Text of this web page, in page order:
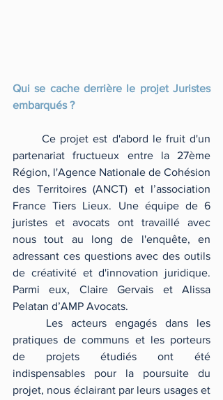
Qui se cache derrière le projet Juristes
embarqués ?
	Ce projet est d'abord le fruit d'un
partenariat fructueux entre la 27ème
Région, l'Agence Nationale de Cohésion
des Territoires (ANCT) et l’association
France Tiers Lieux. Une équipe de 6
juristes et avocats ont travaillé avec
nous tout au long de l'enquête, en
adressant ces questions avec des outils
de créativité et d'innovation juridique.
Parmi eux, Claire Gervais et Alissa
Pelatan d’AMP Avocats.
pratiques de communs et les porteurs
de projets étudiés ont été
indispensables pour la poursuite du
projet, nous éclairant par leurs usages et